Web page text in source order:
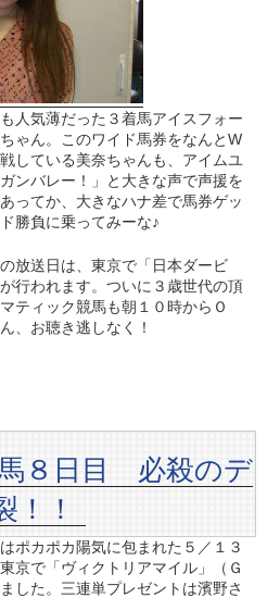
人気薄だった３着馬アイスフォー
ゃん。このワイド馬券をなんとW
している美奈ちゃんも、アイムユ
ンバレー！」と大きな声で声援を
ってか、大きなハナ差で馬券ゲッ
勝負に乗ってみーな♪
放送日は、東京で「日本ダービ
行われます。ついに３歳世代の頂
ティック競馬も朝１０時からＯ
、お聴き逃しなく！
８日目 必殺のデ
！！
ポカポカ陽気に包まれた５／１３
京で「ヴィクトリアマイル」（Ｇ
した。三連単プレゼントは濱野さ